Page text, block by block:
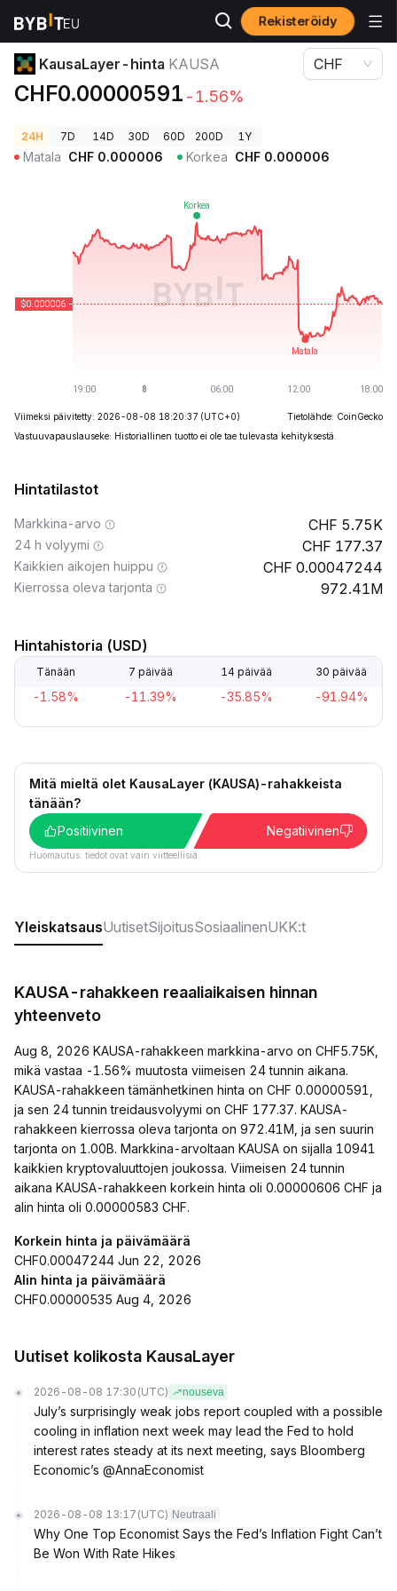
Rekisteröidy
Kryptohinnat KausaLayer-hinta KAUSA
KausaLayer-hinta KAUSA
CHF0.00000591 -1.56%
CHF
24H 7D 14D 30D 60D 200D 1Y
Matala CHF 0.000006 Korkea CHF 0.000006
Viimeksi päivitetty: 2026-08-08 18:20:37 (UTC+0)
Tietolähde: CoinGecko
Vastuuvapauslauseke: Historiallinen tuotto ei ole tae tulevasta kehityksestä.
Hintatilastot
Markkina-arvo 5.75K
24 h volyymi 177.37
Kaikkien aikojen huippu 0.00047244
Kierrossa oleva tarjonta 972.41M
Hintahistoria (USD)
Tänään 7 päivää 14 päivää 30 päivää
-1.58% -11.39% -35.85% -91.94%
Mitä mieltä olet KausaLayer (KAUSA)-rahakkeista
tänään?
Positiivinen
Negatiivinen
Huomautus: tiedot ovat vain viitteellisiä.
YleiskatsausUutisetSijoitusSosiaalinenUKK:t
KAUSA-rahakkeen reaaliaikaisen hinnan
yhteenveto
Aug 8, 2026 KAUSA-rahakkeen markkina-arvo on CHF5.75K,
mikä vastaa -1.56% muutosta viimeisen 24 tunnin aikana.
KAUSA-rahakkeen tämänhetkinen hinta on CHF 0.00000591,
ja sen 24 tunnin treidausvolyymi on CHF 177.37. KAUSA-
rahakkeen kierrossa oleva tarjonta on 972.41M, ja sen suurin
tarjonta on 1.00B. Markkina-arvoltaan KAUSA on sijalla 10941
kaikkien kryptovaluuttojen joukossa. Viimeisen 24 tunnin
aikana KAUSA-rahakkeen korkein hinta oli 0.00000606 CHF ja
alin hinta oli 0.00000583 CHF.
Korkein hinta ja päivämäärä
CHF0.00047244 Jun 22, 2026
Alin hinta ja päivämäärä
CHF0.00000535 Aug 4, 2026
Uutiset kolikosta KausaLayer
2026-08-08 17:30 (UTC) nouseva
July’s surprisingly weak jobs report coupled with a possible
cooling in inflation next week may lead the Fed to hold
interest rates steady at its next meeting, says Bloomberg
Economic’s @AnnaEconomist
2026-08-08 13:17 (UTC) Neutraali
Why One Top Economist Says the Fed’s Inflation Fight Can’t
Be Won With Rate Hikes